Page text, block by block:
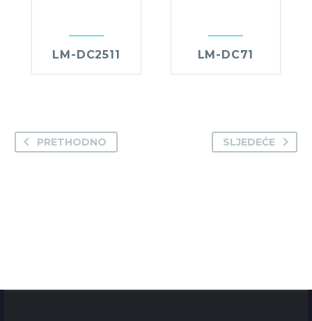
LM-DC2511 LM-DC71
PRETHODNO SLJEDEĆE